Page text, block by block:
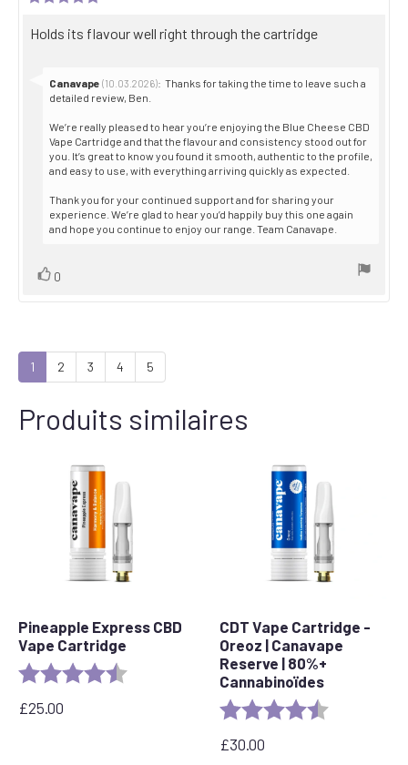
out
stars
Review
Holds its flavour well right through the cartridge
Reply
from:
Canavape (10.03.2026): Thanks for taking the time to leave such a
detailed review, Ben.
We’re really pleased to hear you’re enjoying the Blue Cheese CBD
Vape Cartridge and that the flavour and consistency stood out for
you. It’s great to know you found it smooth, authentic to the profile,
and easy to use, with everything arriving quickly as expected.
Thank you for your continued support and for sharing your
experience. We’re glad to hear you’d happily buy this one again
and hope you continue to enjoy our range. Team Canavape.
Vote
0
1 2 3 4 5
Produits similaires
Pineapple Express CBD
Vape Cartridge
Evaluation : 4,6 sur 5 étoiles
£25.00
CDT Vape Cartridge -
Oreoz | Canavape
Reserve | 80%+
Cannabinoïdes
Evaluation : 4.4 out of 5
£30.00